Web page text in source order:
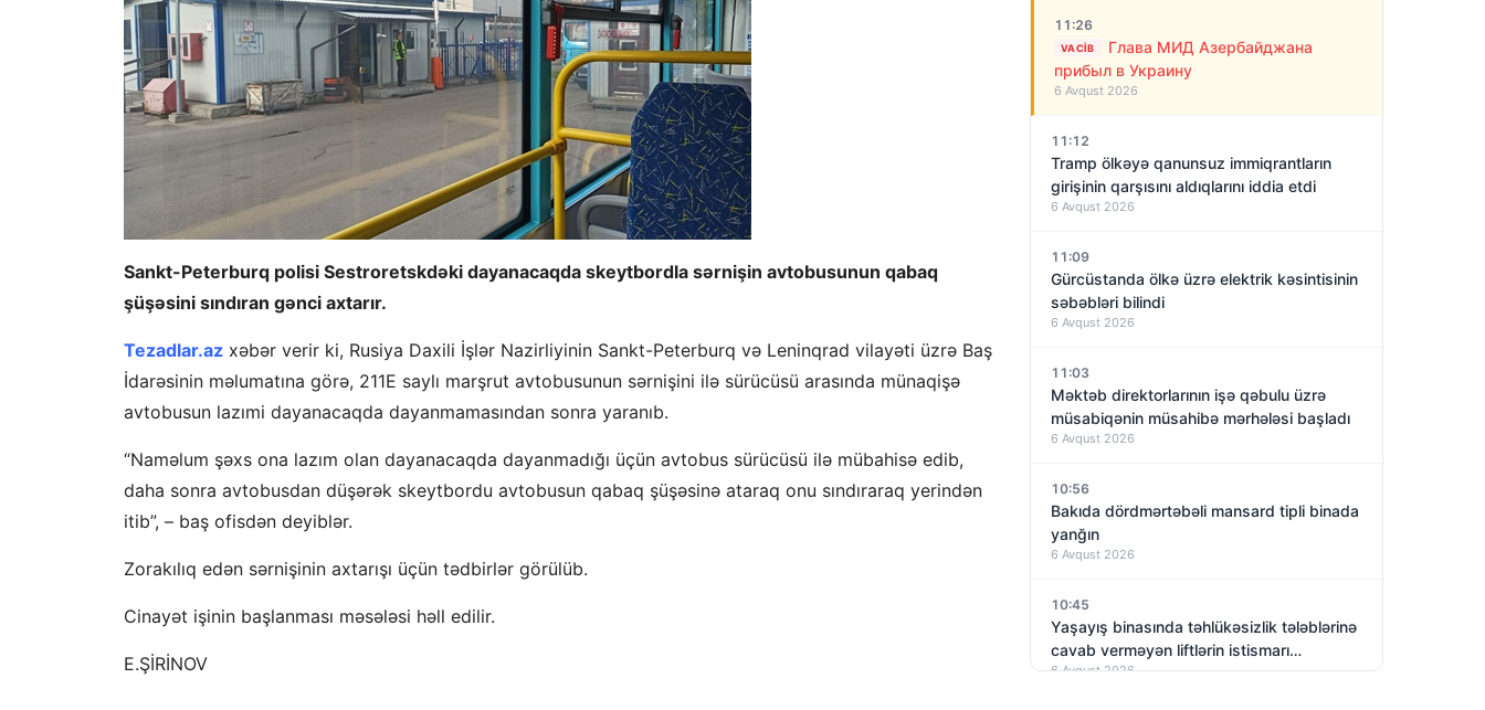
Sankt-Peterburq polisi Sestroretskdəki dayanacaqda skeytbordla sərnişin avtobusunun qabaq
şüşəsini sındıran gənci axtarır.
Tezadlar.az xəbər verir ki, Rusiya Daxili İşlər Nazirliyinin Sankt-Peterburq və Leninqrad vilayəti üzrə Baş
İdarəsinin məlumatına görə, 211E saylı marşrut avtobusunun sərnişini ilə sürücüsü arasında münaqişə
avtobusun lazımi dayanacaqda dayanmamasından sonra yaranıb.
“Naməlum şəxs ona lazım olan dayanacaqda dayanmadığı üçün avtobus sürücüsü ilə mübahisə edib,
daha sonra avtobusdan düşərək skeytbordu avtobusun qabaq şüşəsinə ataraq onu sındıraraq yerindən
itib”, – baş ofisdən deyiblər.
Zorakılıq edən sərnişinin axtarışı üçün tədbirlər görülüb.
Cinayət işinin başlanması məsələsi həll edilir.
E.ŞİRİNOV
11:26
VACIB
Глава МИД Азербайджана
прибыл в Украину
6 Avqust 2026
11:12
Tramp ölkəyə qanunsuz immiqrantların
girişinin qarşısını aldıqlarını iddia etdi
6 Avqust 2026
11:09
Gürcüstanda ölkə üzrə elektrik kəsintisinin
səbəbləri bilindi
6 Avqust 2026
11:03
Məktəb direktorlarının işə qəbulu üzrə
müsabiqənin müsahibə mərhələsi başladı
6 Avqust 2026
10:56
Bakıda dördmərtəbəli mansard tipli binada
yanğın
6 Avqust 2026
10:45
Yaşayış binasında təhlükəsizlik tələblərinə
cavab verməyən liftlərin istismarı
dayandırıldı – VİDEO
6 Avqust 2026